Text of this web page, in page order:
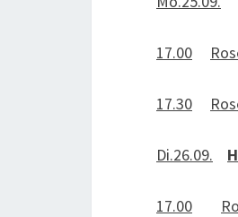
17.00
17.30
Di.26.09.
17.00